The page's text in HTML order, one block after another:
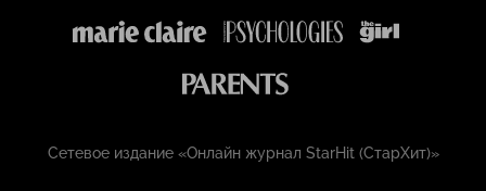
Сетевое издание «Онлайн журнал StarHit (СтарХит)»